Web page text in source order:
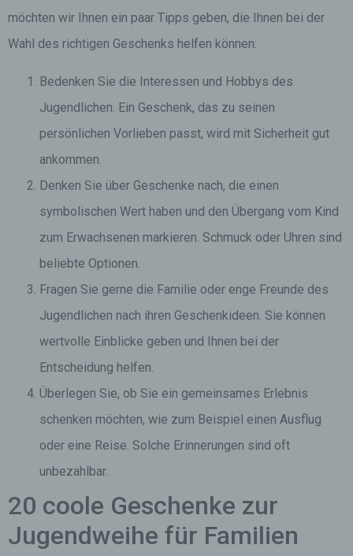
möchten wir Ihnen ein paar Tipps geben, die Ihnen bei der
Wahl des richtigen Geschenks helfen können:
Bedenken Sie die Interessen und Hobbys des
Jugendlichen. Ein Geschenk, das zu seinen
persönlichen Vorlieben passt, wird mit Sicherheit gut
ankommen.
Denken Sie über Geschenke nach, die einen
symbolischen Wert haben und den Übergang vom Kind
zum Erwachsenen markieren. Schmuck oder Uhren sind
beliebte Optionen.
Fragen Sie gerne die Familie oder enge Freunde des
Jugendlichen nach ihren Geschenkideen. Sie können
wertvolle Einblicke geben und Ihnen bei der
Entscheidung helfen.
Überlegen Sie, ob Sie ein gemeinsames Erlebnis
schenken möchten, wie zum Beispiel einen Ausflug
oder eine Reise. Solche Erinnerungen sind oft
unbezahlbar.
20 coole Geschenke zur
Jugendweihe für Familien